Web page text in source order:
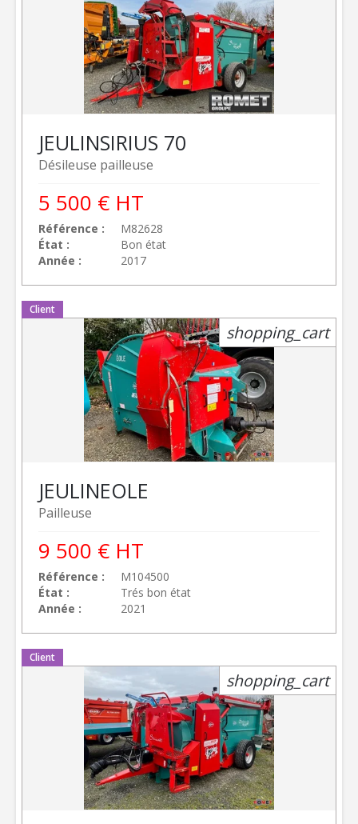
Désileuse pailleuse
JEULINSIRIUS 70
Référence
M82628
État
Bon état
Année
2017
5 500 € HT
Client
Pailleuse
JEULINEOLE
Référence
M104500
État
Trés bon état
Année
2021
9 500 € HT
shopping_cart
Client
shopping_cart